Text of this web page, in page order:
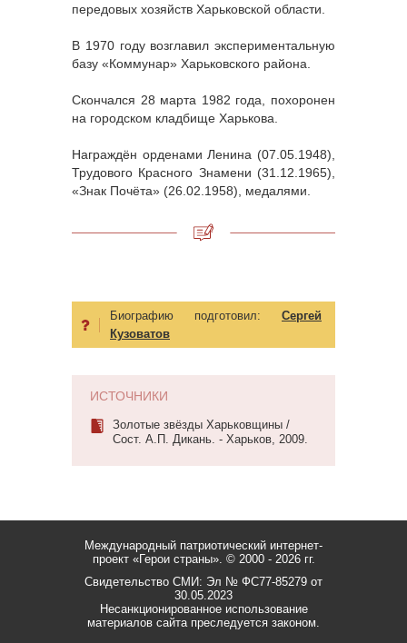
передовых хозяйств Харьковской области.
В 1970 году возглавил экспериментальную
базу «Коммунар» Харьковского района.
Скончался 28 марта 1982 года, похоронен
на городском кладбище Харькова.
Награждён орденами Ленина (07.05.1948),
Трудового Красного Знамени (31.12.1965),
«Знак Почёта» (26.02.1958), медалями.
Биографию подготовил: Сергей
Кузоватов
ИСТОЧНИКИ
Золотые звёзды Харьковщины /
Сост. А.П. Дикань. - Харьков, 2009.
Международный патриотический интернет-
проект «Герои страны». © 2000 - 2026 гг.
Свидетельство СМИ: Эл № ФС77-85279 от
30.05.2023
Несанкционированное использование
материалов сайта преследуется законом.